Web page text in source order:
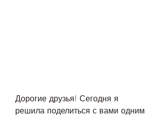
Дорогие друзья! Сегодня я
решила поделиться с вами одним